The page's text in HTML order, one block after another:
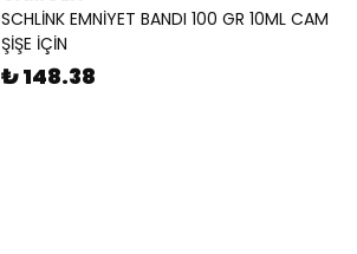
SCHLİNK EMNİYET BANDI 100 GR 10ML CAM
ŞİŞE İÇİN
₺ 148.38